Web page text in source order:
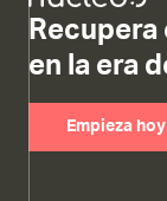
en la era
Empieza